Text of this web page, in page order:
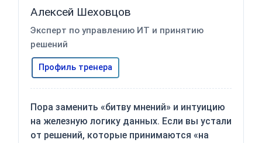
Алексей Шеховцов
Эксперт по управлению ИТ и принятию
решений
Профиль тренера
Пора заменить «битву мнений» и интуицию
на железную логику данных. Если вы устали
от решений, которые принимаются «на